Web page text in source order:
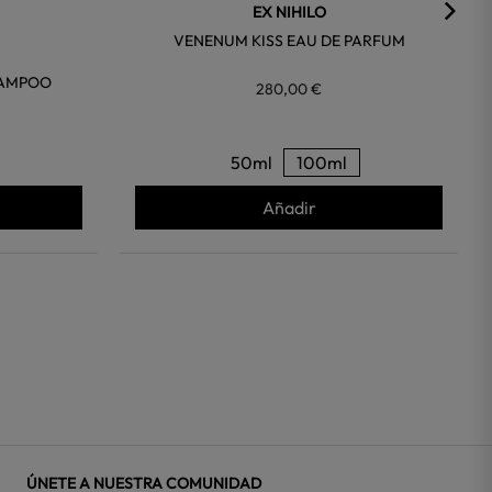
EX NIHILO
VENENUM KISS EAU DE PARFUM
280,00 €
50ml 100ml
Añadir
ÚNETE A NUESTRA COMUNIDAD